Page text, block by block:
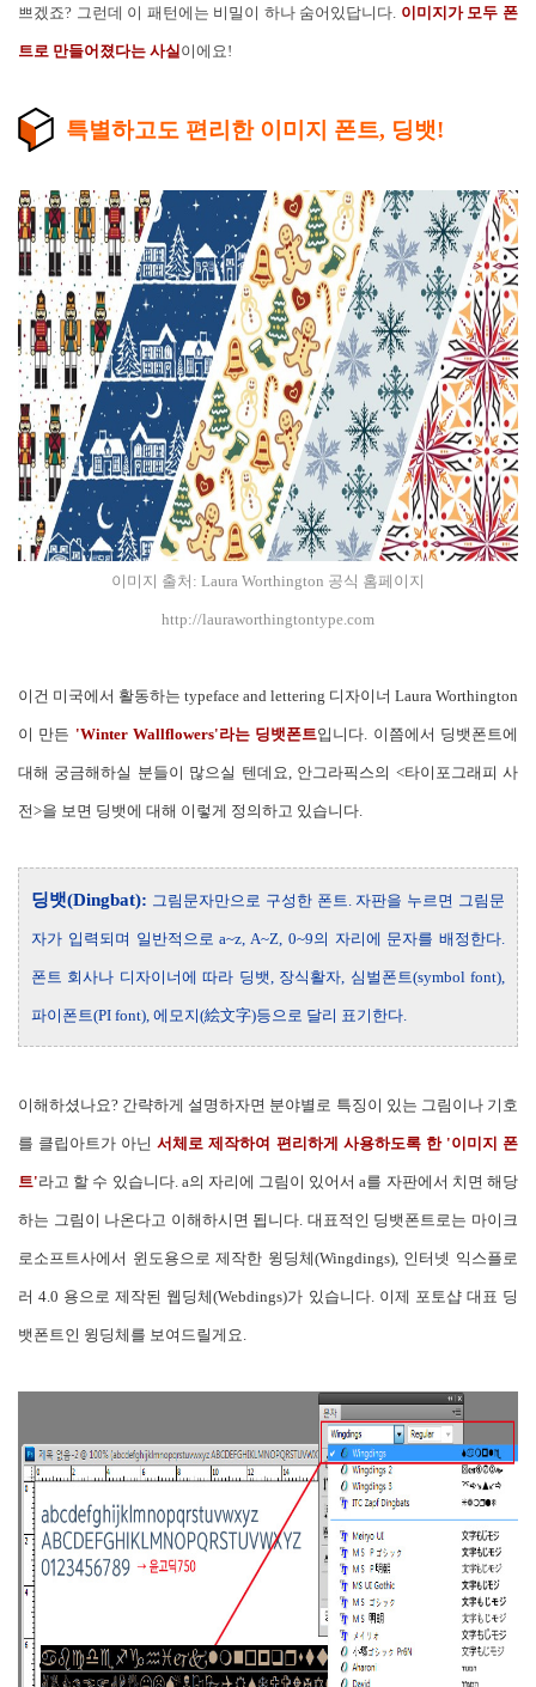
쁘겠죠? 그런데 이 패턴에는 비밀이 하나 숨어있답니다. 이미지가 모두 폰
트로 만들어졌다는 사실이에요!
특별하고도 편리한 이미지 폰트, 딩뱃!
이미지 출처: Laura Worthington 공식 홈페이지
http://lauraworthingtontype.com
이건 미국에서 활동하는 typeface and lettering 디자이너 Laura Worthington
이 만든 'Winter Wallflowers'라는 딩뱃폰트입니다. 이쯤에서 딩뱃폰트에
대해 궁금해하실 분들이 많으실 텐데요, 안그라픽스의 <타이포그래피 사
전>을 보면 딩뱃에 대해 이렇게 정의하고 있습니다.
딩뱃(Dingbat): 그림문자만으로 구성한 폰트. 자판을 누르면 그림문
자가 입력되며 일반적으로 a~z, A~Z, 0~9의 자리에 문자를 배정한다.
폰트 회사나 디자이너에 따라 딩뱃, 장식활자, 심벌폰트(symbol font),
파이폰트(PI font), 에모지(絵文字)등으로 달리 표기한다
이해하셨나요? 간략하게 설명하자면 분야별로 특징이 있는 그림이나 기호
를 클립아트가 아닌서체로 제작하여 편리하게 사용하도록 한 '이미지 폰
트'라고 할 수 있습니다. a의 자리에 그림이 있어서 a를 자판에서 치면 해당
하는 그림이 나온다고 이해하시면 됩니다. 대표적인 딩뱃폰트로는 마이크
로소프트사에서 윈도용으로 제작한 윙딩체(Wingdings), 인터넷 익스플로
러 4.0 용으로 제작된 웹딩체(Webdings)가 있습니다. 이제 포토샵 대표 딩
뱃폰트인 윙딩체를 보여드릴게요.